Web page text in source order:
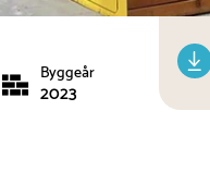
Byggeår
2023